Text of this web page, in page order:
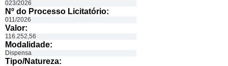
023/2026
Nº do Processo Licitatório:
011/2026
Valor:
116.252,56
Modalidade:
Dispensa
Tipo/Natureza: